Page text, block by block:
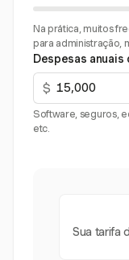
Na prática, muitos
para administração,
Despesas anuais
$
Software, seguros,
etc.
Sua tarifa